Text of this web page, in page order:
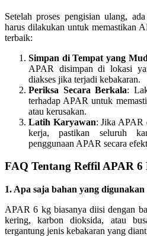
Setelah proses pengisian ulang,
harus dilakukan untuk memastikan
terbaik:
Simpan di Tempat yang
APAR disimpan di lokasi
diakses jika terjadi kebakaran.
Periksa Secara Berkala:
terhadap APAR untuk
atau kerusakan.
Latih Karyawan: Jika APAR
kerja, pastikan seluruh
penggunaan APAR secara
FAQ Tentang Reffil APAR
1. Apa saja bahan yang
APAR 6 kg biasanya diisi dengan
kering, karbon dioksida, atau
tergantung jenis kebakaran yang